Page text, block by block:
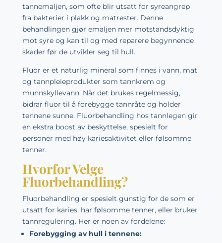
tannemaljen, som ofte blir utsatt for syreangrep
fra bakterier i plakk og matrester. Denne
behandlingen gjør emaljen mer motstandsdyktig
mot syre og kan til og med reparere begynnende
skader før de utvikler seg til hull.
Fluor er et naturlig mineral som finnes i vann, mat
og tannpleieprodukter som tannkrem og
munnskyllevann. Når det brukes regelmessig,
bidrar fluor til å forebygge tannråte og holder
tennene sunne. Fluorbehandling hos tannlegen gir
en ekstra boost av beskyttelse, spesielt for
personer med høy kariesaktivitet eller følsomme
tenner.
Hvorfor Velge
Fluorbehandling?
Fluorbehandling er spesielt gunstig for de som er
utsatt for karies, har følsomme tenner, eller bruker
tannregulering. Her er noen av fordelene:
Forebygging av hull i tennene: